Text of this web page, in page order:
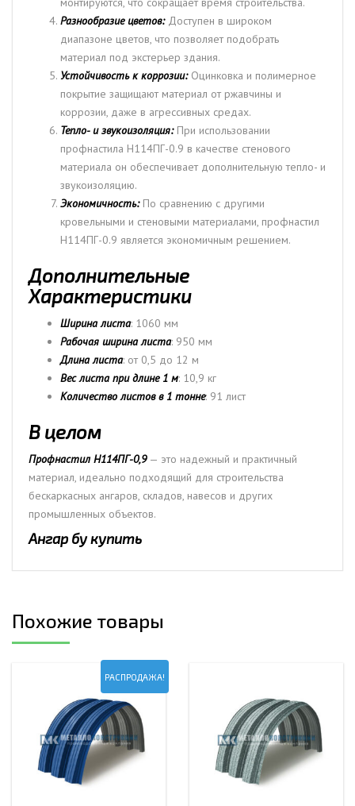
Разнообразие цветов: Доступен в широком
диапазоне цветов, что позволяет подобрать
материал под экстерьер здания.
Устойчивость к коррозии:Оцинковка и полимерное
покрытие защищают материал от ржавчины и
коррозии, даже в агрессивных средах.
Тепло- и звукоизоляция: При использовании
профнастила H114ПГ-0.9 в качестве стенового
материала он обеспечивает дополнительную тепло- и
звукоизоляцию.
Экономичность: По сравнению с другими
кровельными и стеновыми материалами, профнастил
H114ПГ-0.9 является экономичным решением.
Дополнительные
Характеристики
Ширина листа: 1060 мм
Рабочая ширина листа: 950 мм
Длина листа: от 0,5 до 12 м
Вес листа при длине 1 м: 10,9 кг
Количество листов в 1 тонне: 91 лист
В целом
Профнастил H114ПГ-0,9— это надежный и практичный
материал, идеально подходящий для строительства
бескаркасных ангаров, складов, навесов и других
промышленных объектов.
Ангар бу купить
Похожие товары
РАСПРОДАЖА!